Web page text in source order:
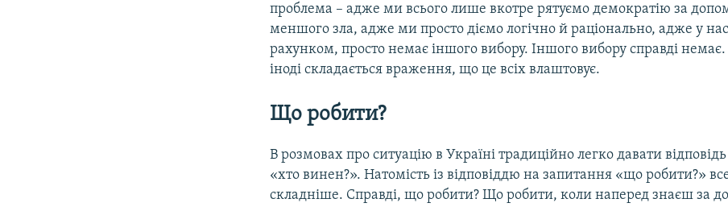
проблема – адже ми всього лише вкотре рятуємо демократію за
меншого зла, адже ми просто діємо логічно й раціонально, адже у
рахунком, просто немає іншого вибору. Іншого вибору справді немає.
іноді складається враження, що це всіх влаштовує.
Що робити?
В розмовах про ситуацію в Україні традиційно легко давати
«хто винен?». Натомість із відповіддю на запитання «що робити?»
складніше. Справді, що робити? Що робити, коли наперед знаєш за